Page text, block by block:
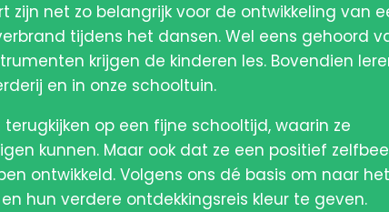
zijn net zo belangrijk voor de ontwikkeling van
tijdens het dansen. Wel eens gehoord
krijgen de kinderen les. Bovendien
en in onze schooltuin.
op een fijne schooltijd, waarin ze
kunnen. Maar ook dat ze een positief
ontwikkeld. Volgens ons dé basis om naar het
hun verdere ontdekkingsreis kleur te geven.